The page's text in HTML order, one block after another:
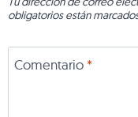
obligatorios están
Comentario *